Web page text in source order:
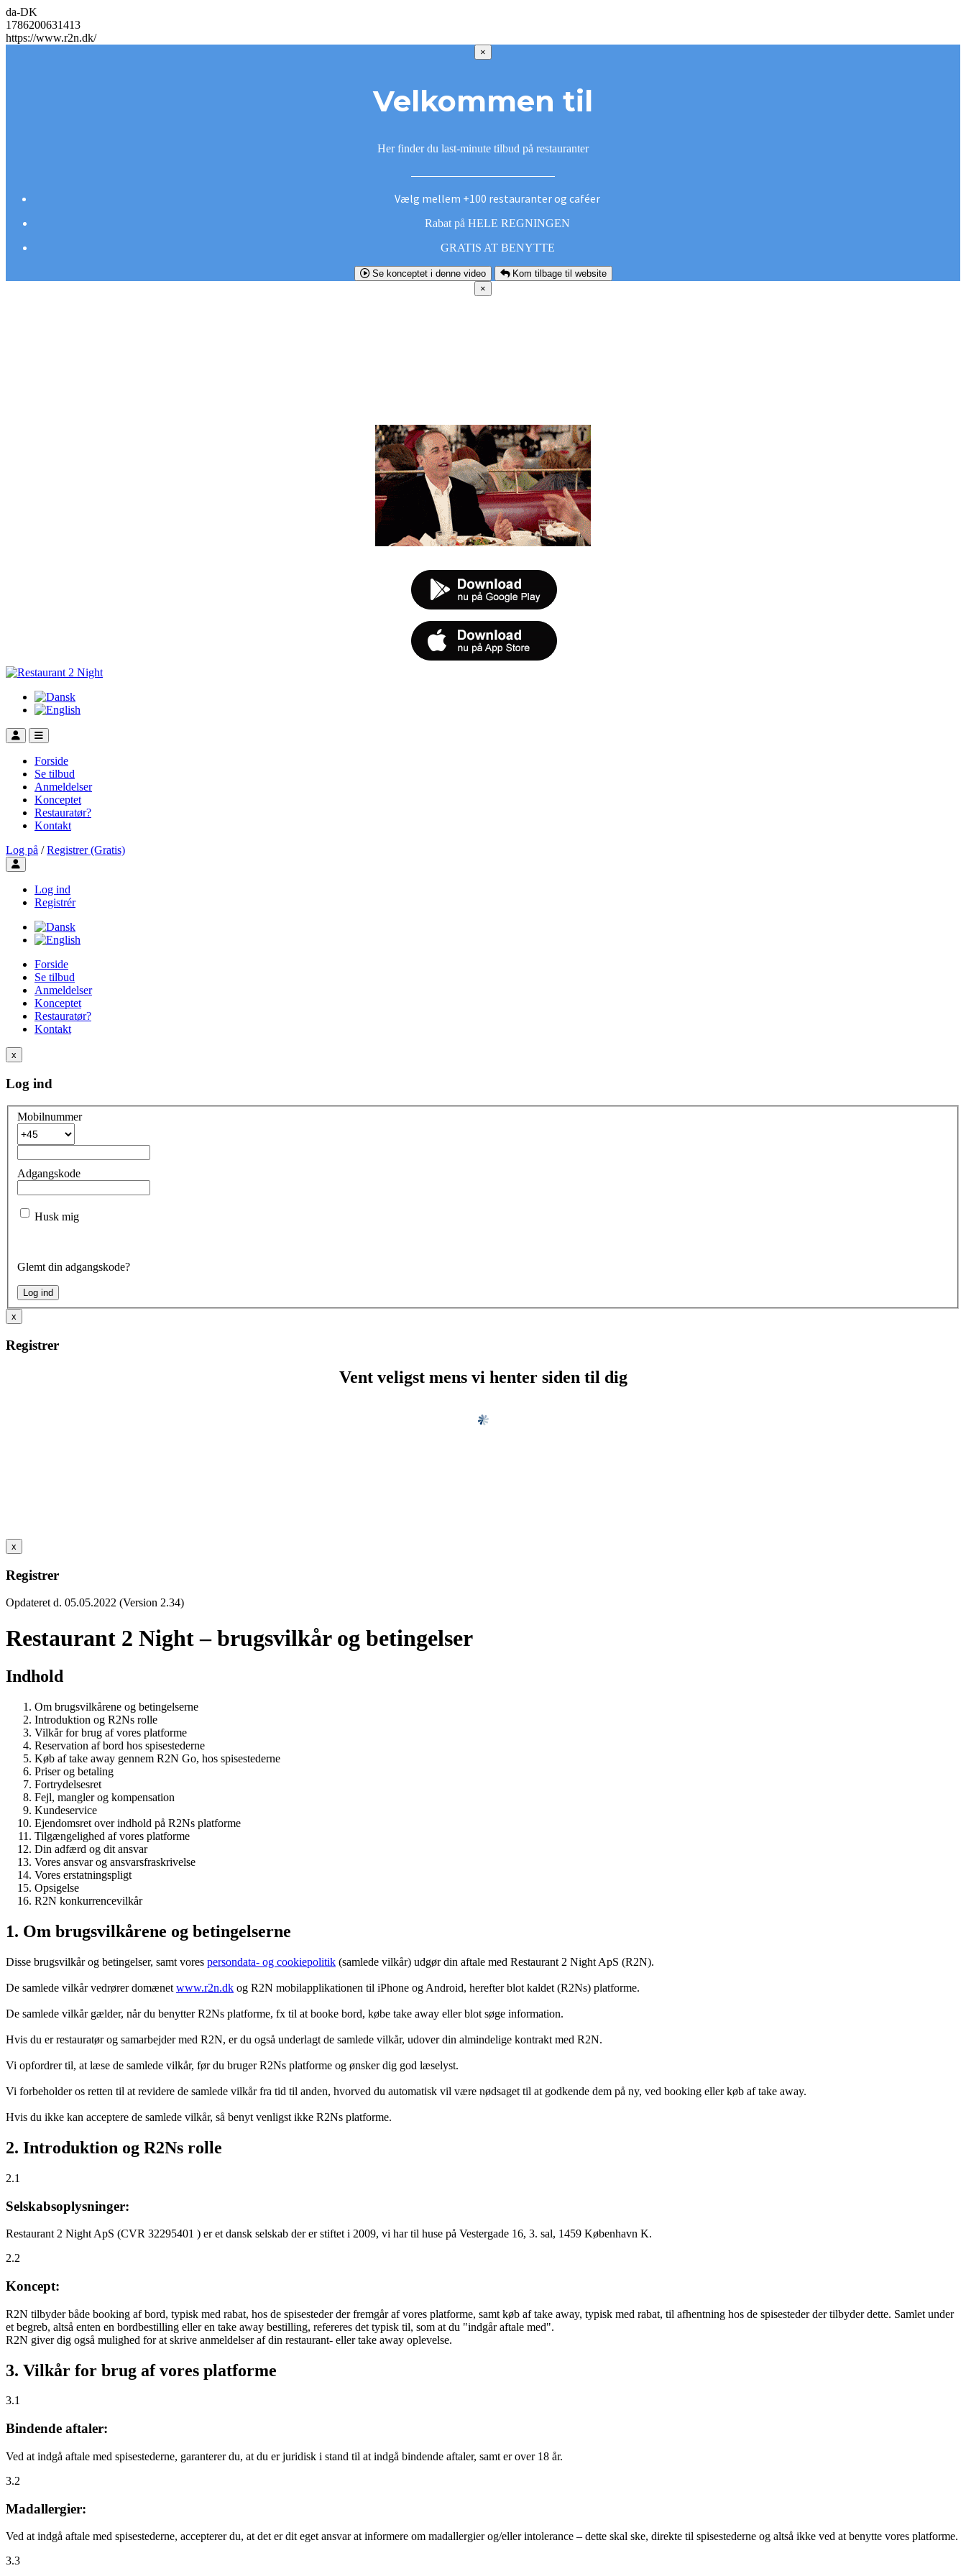
da-DK
1786200631413
https://www.r2n.dk/
×
Velkommen til
Her finder du last-minute tilbud på restauranter
Vælg mellem +100 restauranter og caféer
Rabat på HELE REGNINGEN
GRATIS AT BENYTTE
Se konceptet i denne video
Kom tilbage til website
×
Forside
Se tilbud
Anmeldelser
Konceptet
Restauratør?
Kontakt
Log på / Registrer (Gratis)
Toggle user menu
Log ind
Registrér
Forside
Se tilbud
Anmeldelser
Konceptet
Restauratør?
Kontakt
x
Log ind
Mobilnummer
Adgangskode
Husk mig
Glemt din adgangskode?
x
Registrer
Vent veligst mens vi henter siden til dig
x
Registrer
Opdateret d. 05.05.2022 (Version 2.34)
Restaurant 2 Night – brugsvilkår og betingelser
Indhold
Om brugsvilkårene og betingelserne
Introduktion og R2Ns rolle
Vilkår for brug af vores platforme
Reservation af bord hos spisestederne
Køb af take away gennem R2N Go, hos spisestederne
Priser og betaling
Fortrydelsesret
Fejl, mangler og kompensation
Kundeservice
Ejendomsret over indhold på R2Ns platforme
Tilgængelighed af vores platforme
Din adfærd og dit ansvar
Vores ansvar og ansvarsfraskrivelse
Vores erstatningspligt
Opsigelse
R2N konkurrencevilkår
1. Om brugsvilkårene og betingelserne
Disse brugsvilkår og betingelser, samt vores persondata- og cookiepolitik (samlede vilkår) udgør din aftale med Restaurant 2 Night ApS (R2N).
De samlede vilkår vedrører domænet www.r2n.dk og R2N mobilapplikationen til iPhone og Android, herefter blot kaldet (R2Ns) platforme.
De samlede vilkår gælder, når du benytter R2Ns platforme, fx til at booke bord, købe take away eller blot søge information.
Hvis du er restauratør og samarbejder med R2N, er du også underlagt de samlede vilkår, udover din almindelige kontrakt med R2N.
Vi opfordrer til, at læse de samlede vilkår, før du bruger R2Ns platforme og ønsker dig god læselyst.
Vi forbeholder os retten til at revidere de samlede vilkår fra tid til anden, hvorved du automatisk vil være nødsaget til at godkende dem på ny, ved booking eller køb af take away.
Hvis du ikke kan acceptere de samlede vilkår, så benyt venligst ikke R2Ns platforme.
2. Introduktion og R2Ns rolle
2.1
Selskabsoplysninger:
Restaurant 2 Night ApS (CVR 32295401 ) er et dansk selskab der er stiftet i 2009, vi har til huse på Vestergade 16, 3. sal, 1459 København K.
2.2
Koncept:
R2N tilbyder både booking af bord, typisk med rabat, hos de spisesteder der fremgår af vores platforme, samt køb af take away, typisk med rabat, til afhentning hos de spisesteder der tilbyder dette. Samlet under
et begreb, altså enten en bordbestilling eller en take away bestilling, refereres det typisk til, som at du "indgår aftale med".
R2N giver dig også mulighed for at skrive anmeldelser af din restaurant- eller take away oplevelse.
3. Vilkår for brug af vores platforme
3.1
Bindende aftaler:
Ved at indgå aftale med spisestederne, garanterer du, at du er juridisk i stand til at indgå bindende aftaler, samt er over 18 år.
3.2
Madallergier:
Ved at indgå aftale med spisestederne, accepterer du, at det er dit eget ansvar at informere om madallergier og/eller intolerance – dette skal ske, direkte til spisestederne og altså ikke ved at benytte vores platforme.
3.3